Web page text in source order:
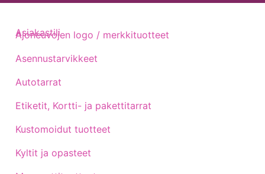
Ajoneuvojen logo / merkkituotteet
Asennustarvikkeet
Autotarrat
Etiketit, Kortti- ja pakettitarrat
Kustomoidut tuotteet
Kyltit ja opasteet
Asiakastili